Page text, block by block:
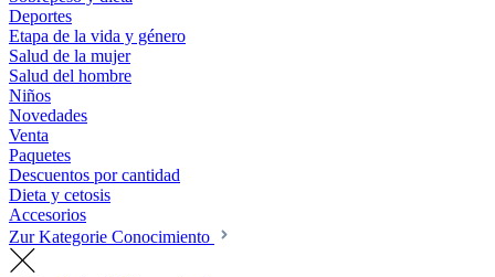
Deportes
Etapa de la vida y género
Salud de la mujer
Salud del hombre
Niños
Novedades
Venta
Paquetes
Descuentos por cantidad
Dieta y cetosis
Accesorios
Zur Kategorie Conocimiento